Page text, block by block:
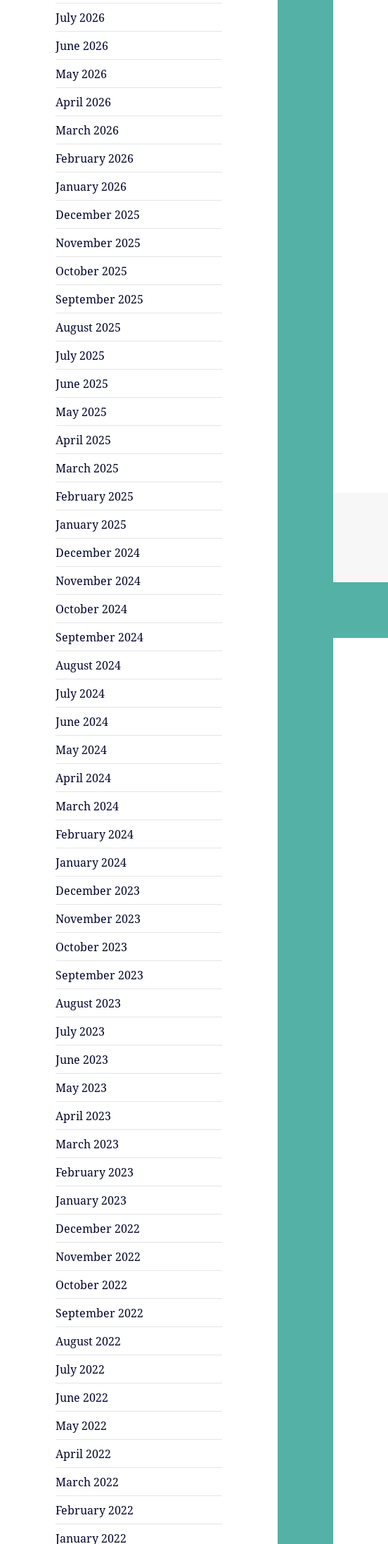
July 2026
June 2026
May 2026
April 2026
March 2026
February 2026
January 2026
December 2025
November 2025
October 2025
September 2025
August 2025
July 2025
June 2025
May 2025
April 2025
March 2025
February 2025
January 2025
December 2024
November 2024
October 2024
September 2024
August 2024
July 2024
June 2024
May 2024
April 2024
March 2024
February 2024
January 2024
December 2023
November 2023
October 2023
September 2023
August 2023
July 2023
June 2023
May 2023
April 2023
March 2023
February 2023
January 2023
December 2022
November 2022
October 2022
September 2022
August 2022
July 2022
June 2022
May 2022
April 2022
March 2022
February 2022
January 2022